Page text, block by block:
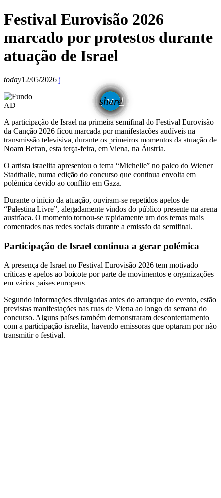
Festival Eurovisão 2026
marcado por protestos durante
atuação de Israel
today12/05/2026
share
email
AD
A participação de Israel na primeira semifinal do Festival Eurovisão
da Canção 2026 ficou marcada por manifestações audíveis na
transmissão televisiva, durante os primeiros momentos da atuação de
Noam Bettan, esta terça-feira, em Viena, na Áustria.
O artista israelita apresentou o tema “Michelle” no palco do Wiener
Stadthalle, numa edição do concurso que continua envolta em
polémica devido ao conflito em Gaza.
Durante o início da atuação, ouviram-se repetidos apelos de
“Palestina Livre”, alegadamente vindos do público presente na arena
austríaca. O momento tornou-se rapidamente um dos temas mais
comentados nas redes sociais durante a emissão da semifinal.
Participação de Israel continua a gerar polémica
A presença de Israel no Festival Eurovisão 2026 tem motivado
críticas e apelos ao boicote por parte de movimentos e organizações
em vários países europeus.
Segundo informações divulgadas antes do arranque do evento, estão
previstas manifestações nas ruas de Viena ao longo da semana do
concurso. Alguns países também demonstraram descontentamento
com a participação israelita, havendo emissoras que optaram por não
transmitir o festival.